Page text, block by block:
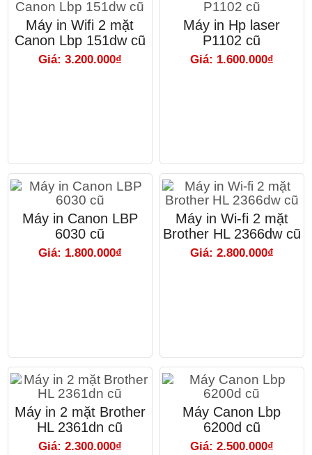
Máy in Wifi 2 mặt
Canon Lbp 151dw cũ
Giá: 3.200.000₫
Máy in Hp laser
P1102 cũ
Giá: 1.600.000₫
Máy in Canon LBP
6030 cũ
Giá: 1.800.000₫
Máy in Wi-fi 2 mặt
Brother HL 2366dw cũ
Giá: 2.800.000₫
Máy in 2 mặt Brother
HL 2361dn cũ
Giá: 2.300.000₫
Máy Canon Lbp
6200d cũ
Giá: 2.500.000₫